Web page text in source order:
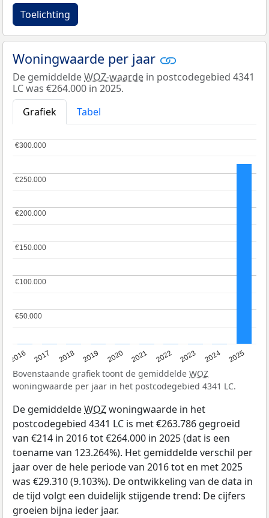
Toelichting
Woningwaarde per jaar
De gemiddeldeWOZ-waarde in postcodegebied 4341
LC was €264.000 in 2025.
Grafiek
Tabel
2016 2017 2018 2019 2020 2021 2022 2023 2024 2025
€50.000
€50.000
€100.000
€100.000
€150.000
€150.000
€200.000
€200.000
€250.000
€250.000
€300.000
€300.000
Bovenstaande grafiek toont de gemiddelde WOZ
woningwaarde per jaar in het postcodegebied 4341 LC.
De gemiddeldeWOZwoningwaarde in het
postcodegebied 4341 LC is met €263.786 gegroeid
van €214 in 2016 tot €264.000 in 2025 (dat is een
toename van 123.264%). Het gemiddelde verschil per
jaar over de hele periode van 2016 tot en met 2025
was €29.310 (9.103%). De ontwikkeling van de data in
de tijd volgt een duidelijk stijgende trend: De cijfers
groeien bijna ieder jaar.